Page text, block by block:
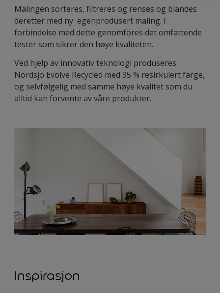
Malingen sorteres, filtreres og renses og blandes
deretter med ny egenprodusert maling. I
forbindelse med dette genomföres det omfattende
tester som sikrer den høye kvaliteten.
Ved hjelp av innovativ teknologi produseres
Nordsjö Evolve Recycled med 35 % resirkulert farge,
og selvfølgelig med samme høye kvalitet som du
alltid kan forvente av våre produkter.
Inspirasjon